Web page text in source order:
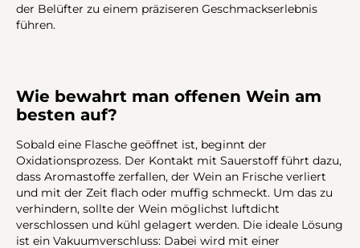
der Belüfter zu einem präziseren Geschmackserlebnis
führen.
Wie bewahrt man offenen Wein am
besten auf?
Sobald eine Flasche geöffnet ist, beginnt der
Oxidationsprozess. Der Kontakt mit Sauerstoff führt dazu,
dass Aromastoffe zerfallen, der Wein an Frische verliert
und mit der Zeit flach oder muffig schmeckt. Um das zu
verhindern, sollte der Wein möglichst luftdicht
verschlossen und kühl gelagert werden. Die ideale Lösung
ist ein Vakuumverschluss: Dabei wird mit einer